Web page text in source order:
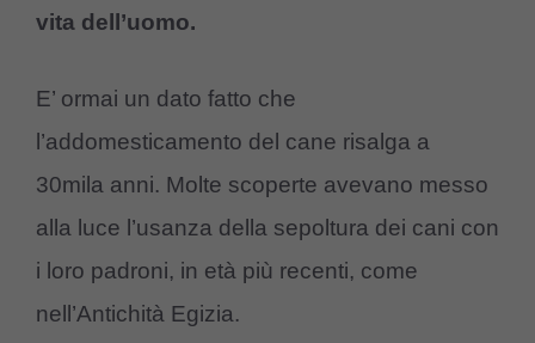
vita dell’uomo.
E’ ormai un dato fatto che
l’addomesticamento del cane risalga a
30mila anni. Molte scoperte avevano messo
alla luce l’usanza della sepoltura dei cani con
i loro padroni, in età più recenti, come
nell’Antichità Egizia.